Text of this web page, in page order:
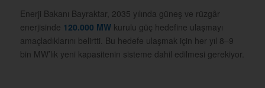
Enerji Bakanı Bayraktar, 2035 yılında güneş ve rüzgâr
enerjisinde 120.000 MWkurulu güç hedefine ulaşmayı
amaçladıklarını belirtti. Bu hedefe ulaşmak için her yıl 8–9
bin MW’lık yeni kapasitenin sisteme dahil edilmesi gerekiyor.